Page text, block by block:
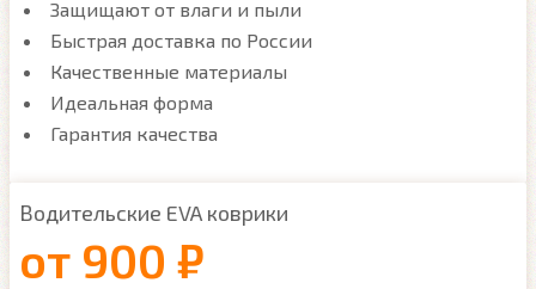
Защищают от влаги и пыли
Быстрая доставка по России
Качественные материалы
Идеальная форма
Гарантия качества
Водительские EVA коврики
от 900 ₽